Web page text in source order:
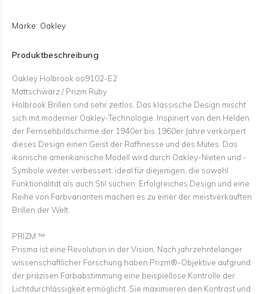
Marke: Oakley
Produktbeschreibung
Oakley Holbrook oo9102-E2
Mattschwarz / Prizm Ruby
Holbrook Brillen sind sehr zeitlos. Das klassische Design mischt
sich mit moderner Oakley-Technologie. Inspiriert von den Helden
der Fernsehbildschirme der 1940er bis 1960er Jahre verkörpert
dieses Design einen Geist der Raffinesse und des Mutes. Das
ikonische amerikanische Modell wird durch Oakley-Nieten und -
Symbole weiter verbessert, ideal für diejenigen, die sowohl
Funktionalität als auch Stil suchen. Erfolgreiches Design und eine
Reihe von Farbvarianten machen es zu einer der meistverkauften
Brillen der Welt.
PRIZM ™
Prisma ist eine Revolution in der Vision. Nach jahrzehntelanger
wissenschaftlicher Forschung haben Prizm®-Objektive aufgrund
der präzisen Farbabstimmung eine beispiellose Kontrolle der
Lichtdurchlässigkeit ermöglicht. Sie maximieren den Kontrast und